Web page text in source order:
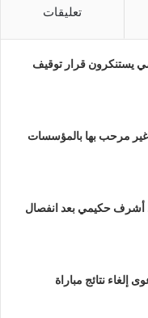
تعليقات
يستنكرون قرار توقيف
غير مرحب بها بالمؤسسات
أشرف حكيمي بعد انفصال
نتائج مباراة